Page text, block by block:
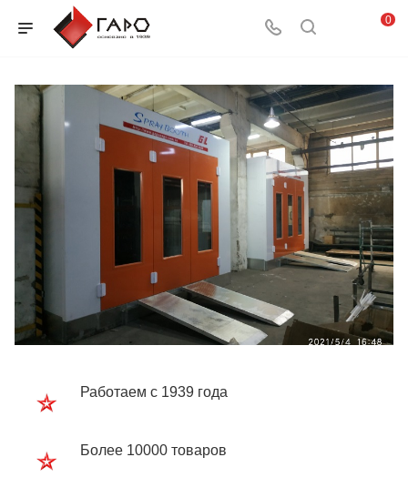
0
Работаем с 1939 года
Более 10000 товаров